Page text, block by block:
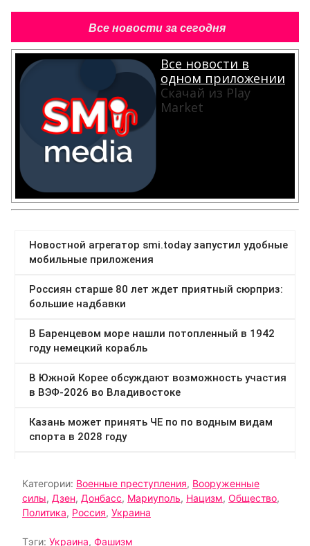
Все новости за сегодня
Все новости в
одном приложении
Скачай из Play
Market
Категории: Военные преступления, Вооруженные
силы, Дзен, Донбасс, Мариуполь, Нацизм, Общество,
Политика, Россия, Украина
Тэги: Украина, Фашизм